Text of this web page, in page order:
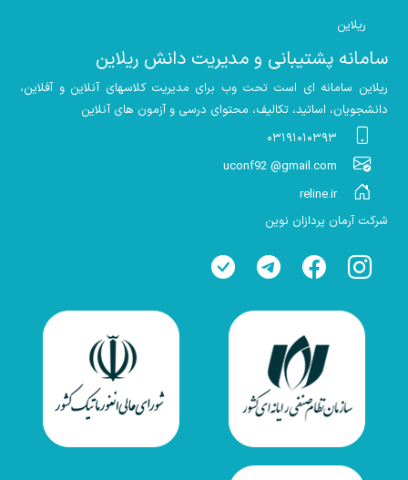
ریلاین
سامانه پشتیبانی و مدیریت دانش ریلاین
ریلاین سامانه ای است تحت وب برای مدیریت کلاسهای آنلاین و آفلاین،
دانشجویان، اساتید، تکالیف، محتوای درسی و آزمون های آنلاین
۰۳۱۹۱۰۱۰۳۹۳
uconf92 @gmail.com
reline.ir
شرکت آرمان پردازان نوین